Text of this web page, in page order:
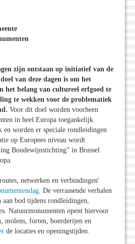
zijn ontstaan op initiatief van de
van deze dagen is om het
het belang van cultureel erfgoed te
te wekken voor de problematiek
Voor dit doel worden voorheen
in heel Europa toegankelijk
en worden er speciale rondleidingen
op Europees niveau wordt
Boudewijnstichting” in Brussel
netwerken en verbindingen'
. De verrassende verhalen
bod tijdens rondleidingen,
Natuurmonumenten opent hiervoor
molens, forten, boerderijen en
de locaties en openingstijden.